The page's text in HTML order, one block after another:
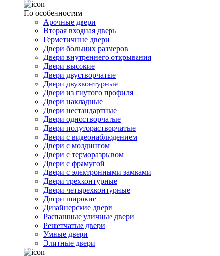
По особенностям
Арочные двери
Вторая входная дверь
Герметичные двери
Двери больших размеров
Двери внутреннего открывания
Двери высокие
Двери двустворчатые
Двери двухконтурные
Двери из гнутого профиля
Двери накладные
Двери нестандартные
Двери одностворчатые
Двери полуторастворчатые
Двери с видеонаблюдением
Двери с молдингом
Двери с терморазрывом
Двери с фрамугой
Двери с электронными замками
Двери трехконтурные
Двери четырехконтурные
Двери широкие
Дизайнерские двери
Распашные уличные двери
Решетчатые двери
Умные двери
Элитные двери